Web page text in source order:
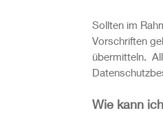
Sollten im
Vorschriften
übermitteln.
Wie kann